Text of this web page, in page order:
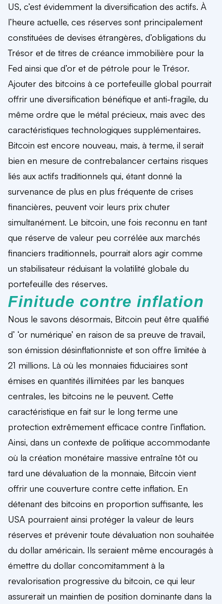
US, c’est évidemment la diversification des actifs. À
l’heure actuelle, ces réserves sont principalement
constituées de devises étrangères, d’obligations du
Trésor et de titres de créance immobilière pour la
Fed ainsi que d’or et de pétrole pour le Trésor.
Ajouter des bitcoins à ce portefeuille global pourrait
offrir une diversification bénéfique et anti-fragile, du
même ordre que le métal précieux, mais avec des
caractéristiques technologiques supplémentaires.
Bitcoin est encore nouveau, mais, à terme, il serait
bien en mesure de contrebalancer certains risques
liés aux actifs traditionnels qui, étant donné la
survenance de plus en plus fréquente de crises
financières, peuvent voir leurs prix chuter
simultanément. Le bitcoin, une fois reconnu en tant
que réserve de valeur peu corrélée aux marchés
financiers traditionnels, pourrait alors agir comme
un stabilisateur réduisant la volatilité globale du
portefeuille des réserves.
Finitude contre inflation
Nous le savons désormais, Bitcoin peut être qualifié
d’ ‘or numérique’ en raison de sa preuve de travail,
son émission désinflationniste et son offre limitée à
21 millions. Là où les monnaies fiduciaires sont
émises en quantités illimitées par les banques
centrales, les bitcoins ne le peuvent. Cette
caractéristique en fait sur le long terme une
protection extrêmement efficace contre l’inflation.
Ainsi, dans un contexte de politique accommodante
où la création monétaire massive entraîne tôt ou
tard une dévaluation de la monnaie, Bitcoin vient
offrir une couverture contre cette inflation. En
détenant des bitcoins en proportion suffisante, les
USA pourraient ainsi protéger la valeur de leurs
réserves et prévenir toute dévaluation non souhaitée
du dollar américain. Ils seraient même encouragés à
émettre du dollar concomitamment à la
revalorisation progressive du bitcoin, ce qui leur
assurerait un maintien de position dominante dans la